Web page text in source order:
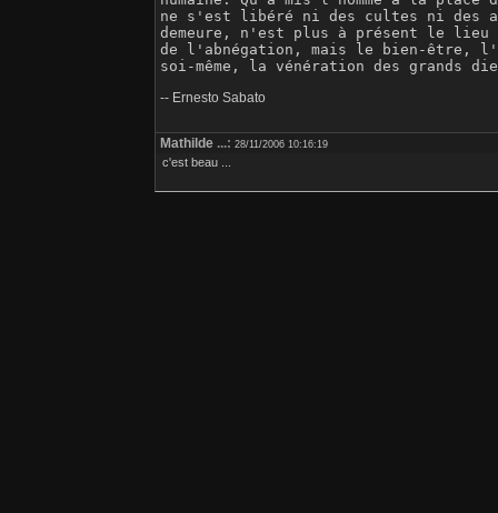
ne s'est libéré ni des cultes ni des
demeure, n'est plus à présent le
de l'abnégation, mais le bien-être,
-- Ernesto Sabato
Mathilde ...: 28/11/2006 10:16:19
c'est beau ...